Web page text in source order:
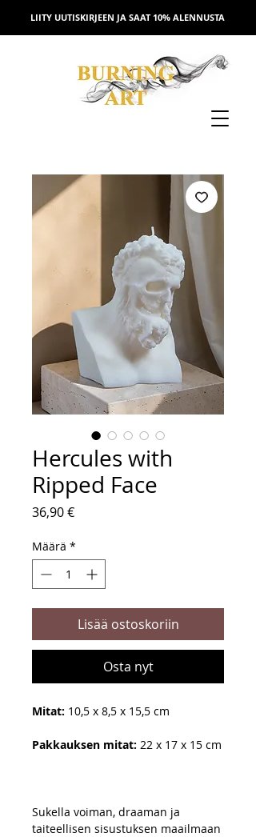
LIITY UUTISKIRJEEN JA SAAT 10% ALENNUSTA
Hercules with
Ripped Face
36,90 €Hinta
Määrä *
Lisää ostoskoriin
Osta nyt
Mitat: 10,5 x 8,5 x 15,5 cm
Pakkauksen mitat: 22 x 17 x 15 cm
Sukella voiman, draaman ja
taiteellisen sisustuksen maailmaan